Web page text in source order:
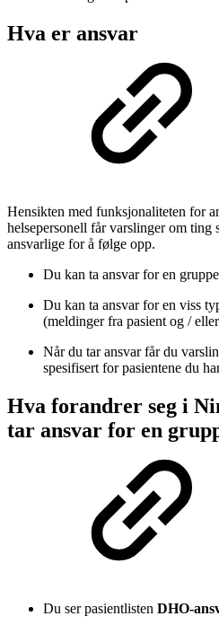
Hva er ansvar
Hensikten med funksjonaliteten for
helsepersonell får varslinger om ting
ansvarlige for å følge opp.
Du kan ta ansvar for en
Du kan ta ansvar for en viss
(meldinger fra pasient og /
Når du tar ansvar får du
spesifisert for pasientene du
Hva forandrer seg i
tar ansvar for en
Du ser pasientlisten DHO-